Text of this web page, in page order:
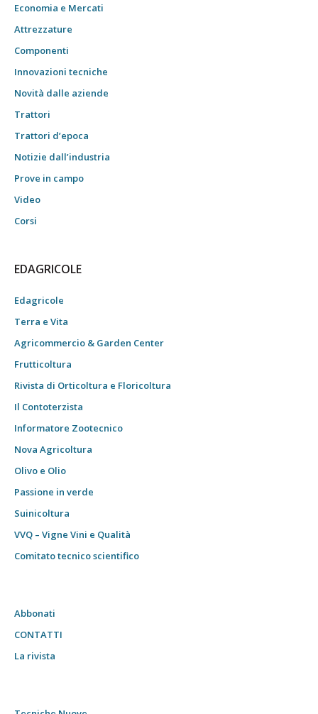
Economia e Mercati
Attrezzature
Componenti
Innovazioni tecniche
Novità dalle aziende
Trattori
Trattori d’epoca
Notizie dall’industria
Prove in campo
Video
Corsi
EDAGRICOLE
Edagricole
Terra e Vita
Agricommercio & Garden Center
Frutticoltura
Rivista di Orticoltura e Floricoltura
Il Contoterzista
Informatore Zootecnico
Nova Agricoltura
Olivo e Olio
Passione in verde
Suinicoltura
VVQ – Vigne Vini e Qualità
Comitato tecnico scientifico
Abbonati
CONTATTI
La rivista